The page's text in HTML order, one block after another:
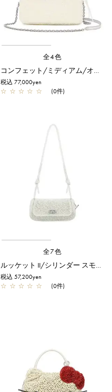
全4色
コンフェット/ミディアム/オーロラトラスパレンテ【オンラインストア先行販売カラー】
税込 77,000yen
☆ ☆ ☆ ☆ ☆ (0件)
全7色
ルッケット II/シリンダー スモール/オーロラホワイト
税込 57,200yen
☆ ☆ ☆ ☆ ☆ (0件)